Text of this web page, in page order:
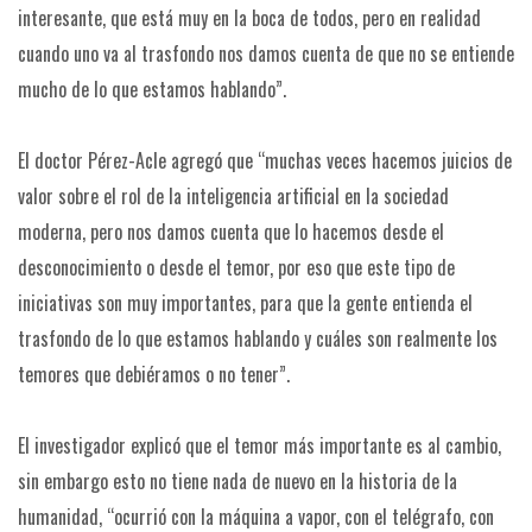
interesante, que está muy en la boca de todos, pero en realidad
cuando uno va al trasfondo nos damos cuenta de que no se entiende
mucho de lo que estamos hablando”.
El doctor Pérez-Acle agregó que “muchas veces hacemos juicios de
valor sobre el rol de la inteligencia artificial en la sociedad
moderna, pero nos damos cuenta que lo hacemos desde el
desconocimiento o desde el temor, por eso que este tipo de
iniciativas son muy importantes, para que la gente entienda el
trasfondo de lo que estamos hablando y cuáles son realmente los
temores que debiéramos o no tener”.
El investigador explicó que el temor más importante es al cambio,
sin embargo esto no tiene nada de nuevo en la historia de la
humanidad, “ocurrió con la máquina a vapor, con el telégrafo, con